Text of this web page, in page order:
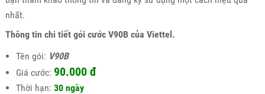
nhất.
Thông tin chi tiết gói cước V90B của Viettel.
Tên gói: V90B
Giá cước: 90.000 đ
Thời hạn: 30 ngày